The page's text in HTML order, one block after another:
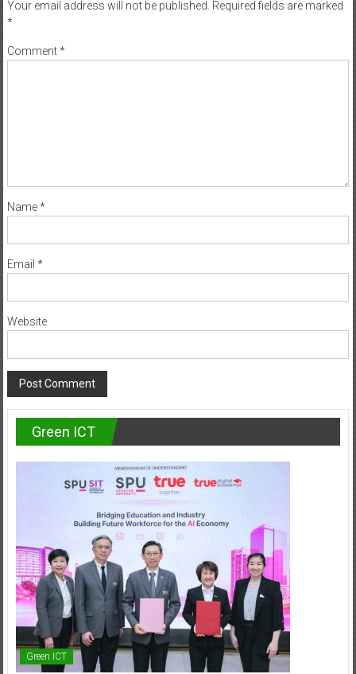
Your email address will not be published. Required fields are marked
*
Comment*
Name*
Email *
Website
Green ICT
Green ICT